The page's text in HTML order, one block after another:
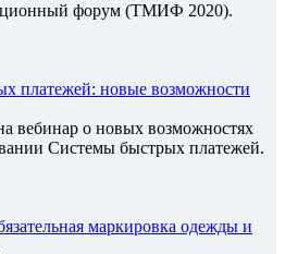
форум (ТМИФ 2020).
платежей: новые возможности
вебинар о новых возможностях
Системы быстрых платежей.
маркировка одежды и